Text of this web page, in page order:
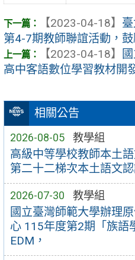
相關公告
2026-08-05 教學組
高級中等學校教師本土
第二十二梯次本土語文
2026-07-30 教學組
國立臺灣師範大學辦理
心 115年度第2期「族語
EDM，
【2023-04-18】
第4-7期教師聯誼活動，
【2023-04-18】
高中客語數位學習教材開